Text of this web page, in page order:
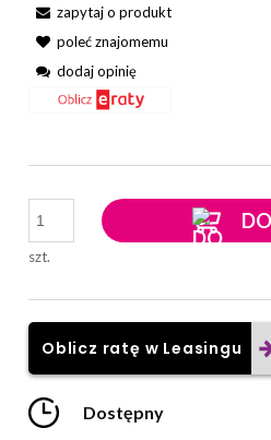
zapytaj o produkt
poleć znajomemu
dodaj opinię
szt.
Oblicz ratę w Leasingu
Dostępny